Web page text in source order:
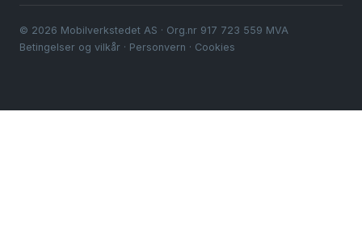
© 2026 Mobilverkstedet AS · Org.nr 917 723 559 MVA
Betingelser og vilkår · Personvern · Cookies